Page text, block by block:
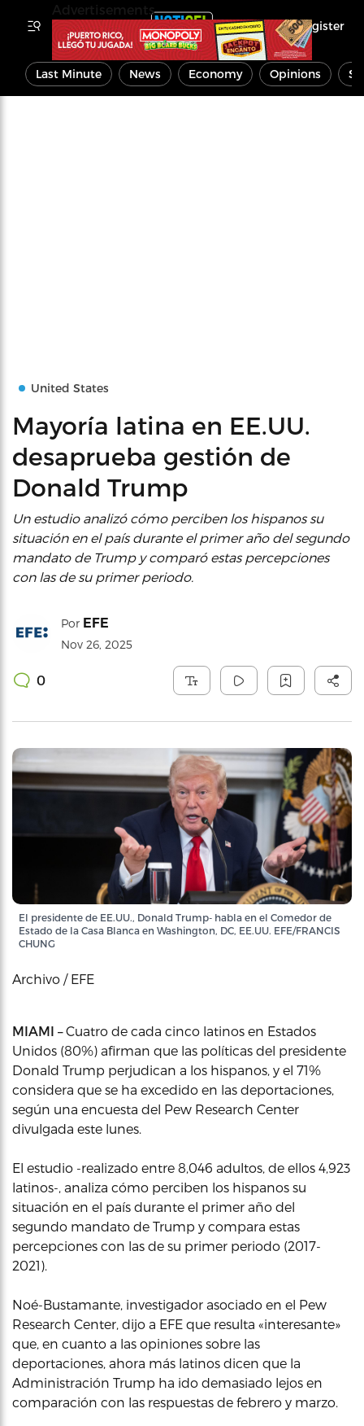
Register
Last Minute News Economy Opinions
United States
Mayoría latina en EE.UU.
desaprueba gestión de
Donald Trump
Un estudio analizó cómo perciben los hispanos su
situación en el país durante el primer año del segundo
mandato de Trump y comparó estas percepciones
con las de su primer periodo.
Por EFE
Nov 26, 2025
0
El presidente de EE.UU., Donald Trump- habla en el Comedor de
Estado de la Casa Blanca en Washington, DC, EE.UU. EFE/FRANCIS
CHUNG
Archivo / EFE
MIAMI –Cuatro de cada cinco latinos en Estados
Unidos (80%) afirman que las políticas del presidente
Donald Trump perjudican a los hispanos, y el 71%
considera que se ha excedido en las deportaciones,
según una encuesta del Pew Research Center
divulgada este lunes.
El estudio -realizado entre 8,046 adultos, de ellos 4,923
latinos-, analiza cómo perciben los hispanos su
situación en el país durante el primer año del
segundo mandato de Trump y compara estas
percepciones con las de su primer periodo (2017-
2021).
Noé-Bustamante, investigador asociado en el Pew
Research Center, dijo a EFE que resulta «interesante»
que, en cuanto a las opiniones sobre las
deportaciones, ahora más latinos dicen que la
Administración Trump ha ido demasiado lejos en
comparación con las respuestas de febrero y marzo.
Advertisements